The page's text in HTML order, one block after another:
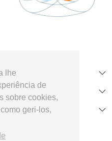
lhe
de
sobre cookies,
geri-los,